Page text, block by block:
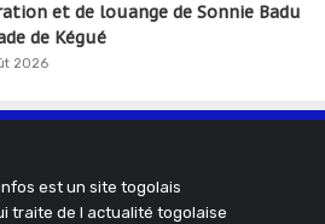
et de louange de Sonnie Badu
de Kégué
2026
est un site togolais
traite de l actualité togolaise